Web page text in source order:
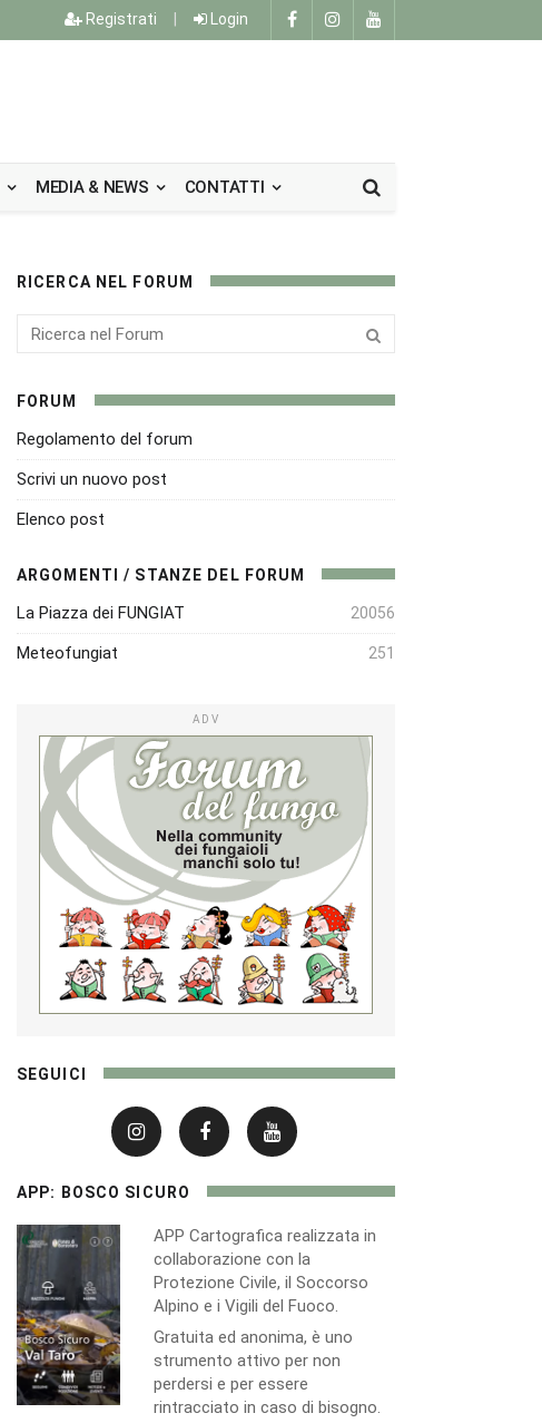
Registrati Login
MEDIA & NEWS CONTATTI
RICERCA NEL FORUM
FORUM
Regolamento del forum
Scrivi un nuovo post
Elenco post
ARGOMENTI / STANZE DEL FORUM
La Piazza dei FUNGIAT 20056
Meteofungiat 251
ADV
SEGUICI
APP: BOSCO SICURO
APP Cartografica realizzata in
collaborazione con la
Protezione Civile, il Soccorso
Alpino e i Vigili del Fuoco.
Gratuita ed anonima, è uno
strumento attivo per non
perdersi e per essere
rintracciato in caso di bisogno.